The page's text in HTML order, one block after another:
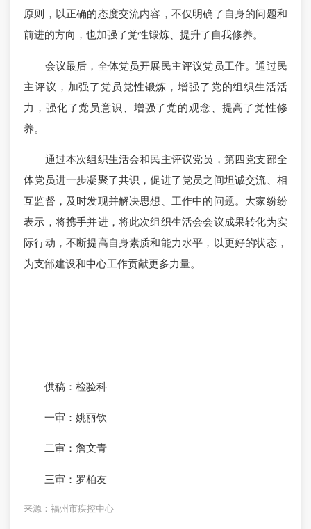
原则，以正确的态度交流内容，不仅明确了自身的问题和
前进的方向，也加强了党性锻炼、提升了自我修养。
会议最后，全体党员开展民主评议党员工作。通过民
主评议，加强了党员党性锻炼，增强了党的组织生活活
力，强化了党员意识、增强了党的观念、提高了党性修
养。
通过本次组织生活会和民主评议党员，第四党支部全
体党员进一步凝聚了共识，促进了党员之间坦诚交流、相
互监督，及时发现并解决思想、工作中的问题。大家纷纷
表示，将携手并进，将此次组织生活会会议成果转化为实
际行动，不断提高自身素质和能力水平，以更好的状态，
为支部建设和中心工作贡献更多力量。
供稿：检验科
一审：姚丽钦
二审：詹文青
三审：罗柏友
来源：福州市疾控中心